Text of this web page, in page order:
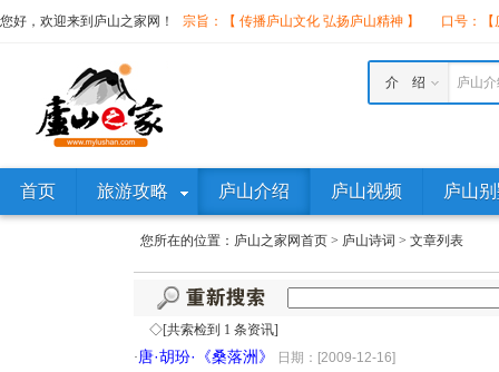
您好，欢迎来到庐山之家网！ 宗旨：【 传播庐山文化 弘扬庐山精神 】 口号：
庐山
介 绍
首页 旅游攻略 庐山介绍 庐山视频 庐山
您所在的位置： 庐山之家网首页 > 庐山诗词 > 文章列表
◇[共索检到 1 条资讯]
· 唐·胡玢·《桑落洲》
日期：[2009-12-16]